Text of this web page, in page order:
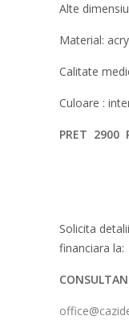
Alte
Material:
Calitate
Culoare :
PRET 2900
Solicita
financiara la: